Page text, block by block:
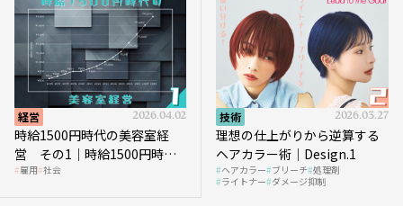
経営 2026.04.02
時給1500円時代の美容室経
営 その1｜時給1500円時代
へ向かう社会的背景
雇用 社会
技術 2026.03.27
理想の仕上がりから逆算する
ヘアカラー術｜Design.1
ヘアカラー ブリーチ 処理剤
ライトナー ダメージ抑制